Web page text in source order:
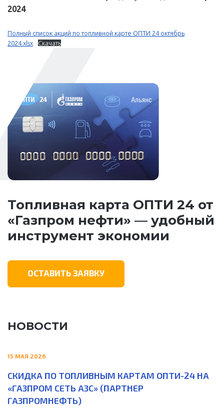
2024
Полный список акций по топливной карте ОПТИ 24 октябрь
2024.xlsx
Скачать
Топливная карта ОПТИ 24 от
«Газпром нефти» — удобный
инструмент экономии
ОСТАВИТЬ ЗАЯВКУ
НОВОСТИ
15 МАЯ 2026
СКИДКА ПО ТОПЛИВНЫМ КАРТАМ ОПТИ-24 НА
«ГАЗПРОМ СЕТЬ АЗС» (ПАРТНЕР
ГАЗПРОМНЕФТЬ)